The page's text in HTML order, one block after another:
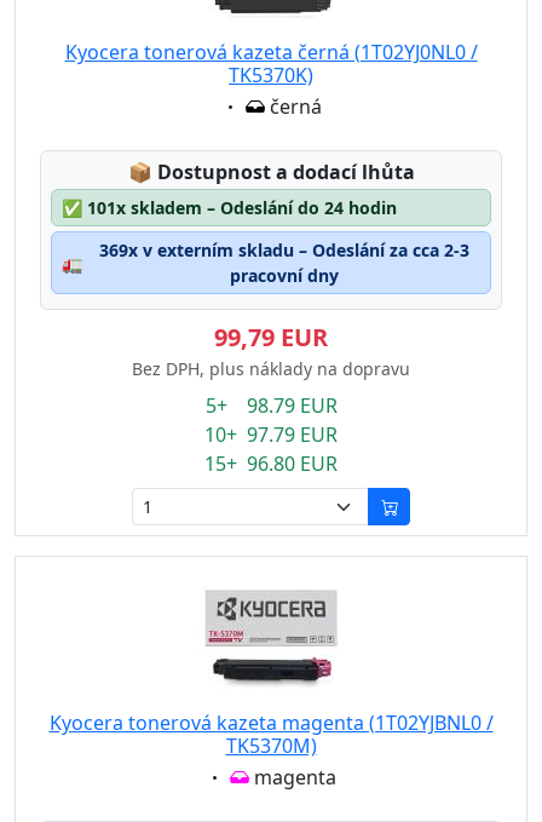
Kyocera tonerová kazeta černá (1T02YJ0NL0 /
TK5370K)
Eigenschaft:
černá
📦 Lagerstatus:
Dostupnost a dodací lhůta
✅ 101x skladem – Odeslání do 24 hodin
🚛
369x v externím skladu – Odeslání za cca 2-3
pracovní dny
99,79 EUR
Bez DPH, plus náklady na dopravu
5+ 98.79 EUR
10+ 97.79 EUR
15+ 96.80 EUR
Kyocera tonerová kazeta magenta (1T02YJBNL0 /
TK5370M)
Eigenschaft:
magenta